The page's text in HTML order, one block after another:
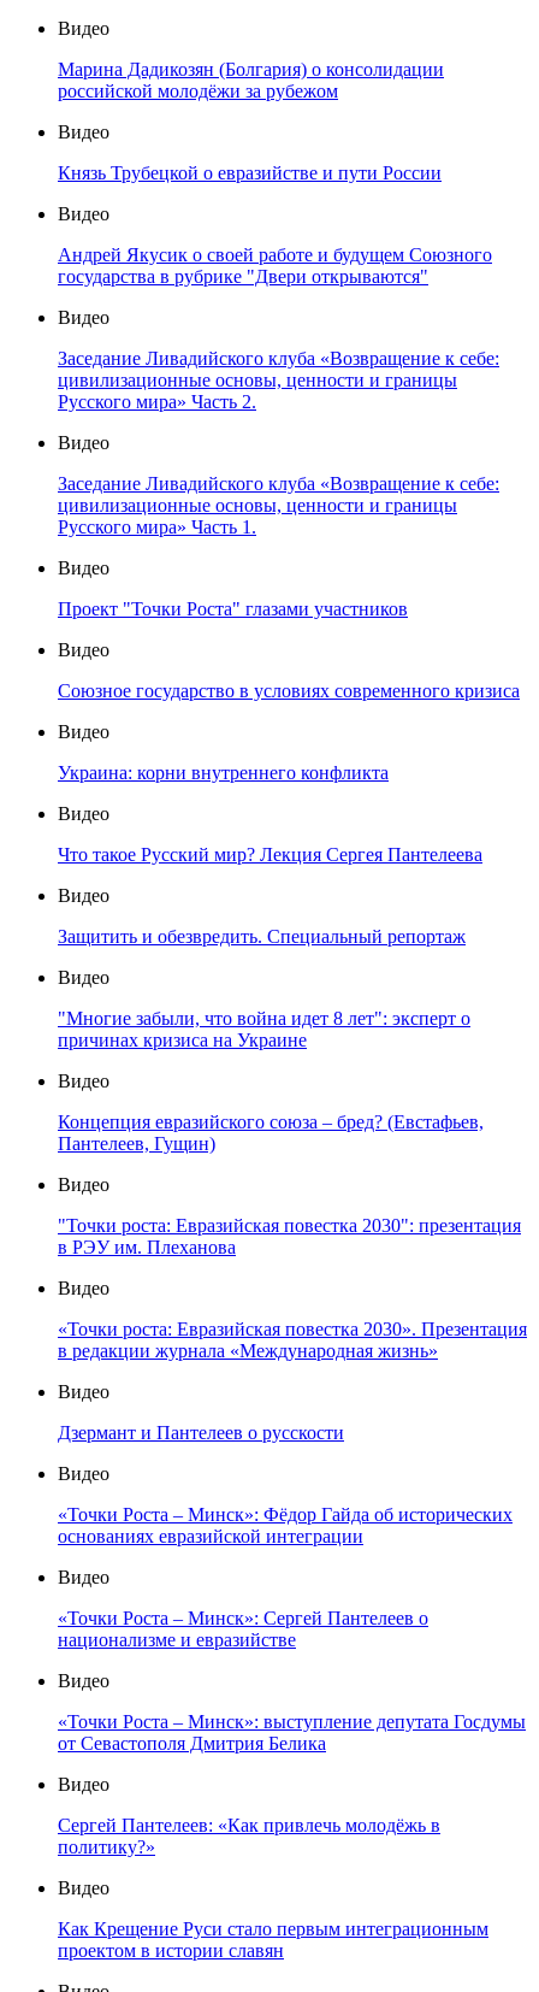
Видео
Марина Дадикозян (Болгария) о консолидации
российской молодёжи за рубежом
Видео
Князь Трубецкой о евразийстве и пути России
Видео
Андрей Якусик о своей работе и будущем Союзного
государства в рубрике "Двери открываются"
Видео
Заседание Ливадийского клуба «Возвращение к себе:
цивилизационные основы, ценности и границы
Русского мира» Часть 2.
Видео
Заседание Ливадийского клуба «Возвращение к себе:
цивилизационные основы, ценности и границы
Русского мира» Часть 1.
Видео
Проект "Точки Роста" глазами участников
Видео
Союзное государство в условиях современного кризиса
Видео
Украина: корни внутреннего конфликта
Видео
Что такое Русский мир? Лекция Сергея Пантелеева
Видео
Защитить и обезвредить. Специальный репортаж
Видео
"Многие забыли, что война идет 8 лет": эксперт о
причинах кризиса на Украине
Видео
Концепция евразийского союза – бред? (Евстафьев,
Пантелеев, Гущин)
Видео
"Точки роста: Евразийская повестка 2030": презентация
в РЭУ им. Плеханова
Видео
«Точки роста: Евразийская повестка 2030». Презентация
в редакции журнала «Международная жизнь»
Видео
Дзермант и Пантелеев о русскости
Видео
«Точки Роста – Минск»: Фёдор Гайда об исторических
основаниях евразийской интеграции
Видео
«Точки Роста – Минск»: Сергей Пантелеев о
национализме и евразийстве
Видео
«Точки Роста – Минск»: выступление депутата Госдумы
от Севастополя Дмитрия Белика
Видео
Сергей Пантелеев: «Как привлечь молодёжь в
политику?»
Видео
Как Крещение Руси стало первым интеграционным
проектом в истории славян